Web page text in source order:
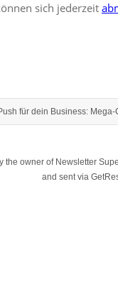
sich jederzeit
für dein Business: Mega-
owner of Newsletter
and sent via